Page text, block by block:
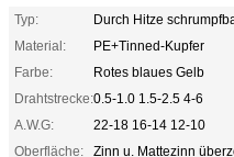
Typ:
Durch Hitze
Material:
PE+Tinned-Kupfer
Farbe:
Rotes blaues Gelb
Drahtstrecke:0.5-1.0 1.5-2.5 4-6
A.W.G:
22-18 16-14 12-10
Oberfläche:
Zinn u. Mattezinn